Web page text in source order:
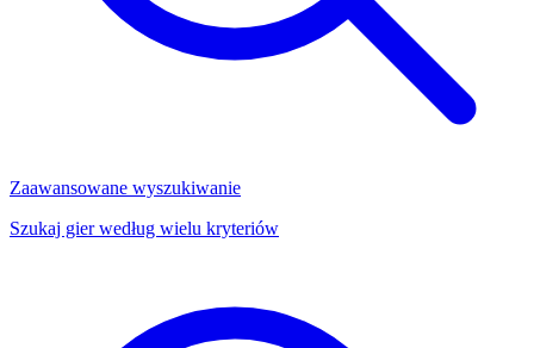
Zaawansowane wyszukiwanie
Szukaj gier według wielu kryteriów